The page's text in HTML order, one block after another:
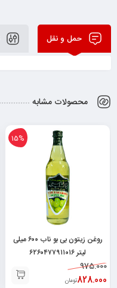
حمل و نقل
محصولات مشابه
15%
روغن زیتون بی بو ناب ۶۰۰ میلی
لیتر ۶۲۶۰۴۷۷۹۱۱۰۱۶
975.000
828.000تومان